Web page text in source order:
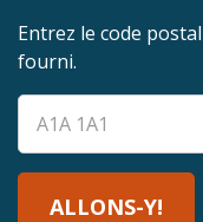
Entrez le code
fourni.
ALLONS-Y!